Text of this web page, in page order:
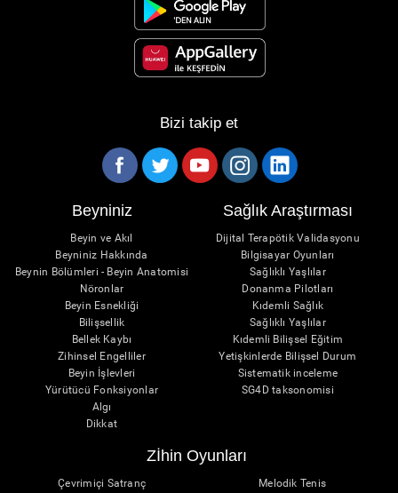
Bizi takip et
Beyniniz
Beyin ve Akıl
Beyniniz Hakkında
Beynin Bölümleri - Beyin Anatomisi
Nöronlar
Beyin Esnekliği
Bilişsellik
Bellek Kaybı
Zihinsel Engelliler
Beyin İşlevleri
Yürütücü Fonksiyonlar
Algı
Dikkat
Sağlık Araştırması
Dijital Terapötik Validasyonu
Bilgisayar Oyunları
Sağlıklı Yaşlılar
Donanma Pilotları
Kıdemli Sağlık
Sağlıklı Yaşlılar
Kıdemli Bilişsel Eğitim
Yetişkinlerde Bilişsel Durum
Sistematik inceleme
SG4D taksonomisi
Zİhin Oyunları
Çevrimiçi Satranç
Melodik Tenis